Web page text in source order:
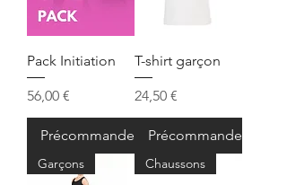
Pack Initiation
Prix
56,00 €
Précommander
T-shirt garçon
Prix
24,50 €
Précommander
Garçons Chaussons